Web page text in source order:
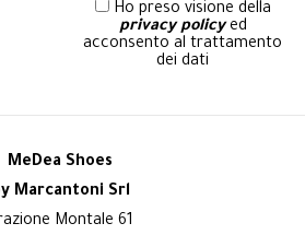
Ho preso visione della
privacy policyed
acconsento al trattamento
dei dati
MeDea Shoes
Marcantoni Srl
Montale 61